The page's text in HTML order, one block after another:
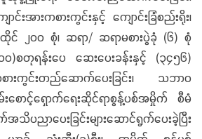
င်းအားကစားကွင်းနှင့် ကျောင်းခြံစည်းရိုး၊
ထိုင် ၂၀၀ စုံ၊ ဆရာ/ ဆရာမစားပွဲခုံ (၆) စုံ
၀)စတုရန်းပေ ဆေးပေးခန်းနှင့် (၃၄၅၆)
းကွင်းတည်ဆောက်ပေးခြင်း၊ သဘာဝ
စောင့်ရှောက်ရေးဆိုင်ရာစွန့်ပစ်အမှိုက် စီမံ
ပညာပေးခြင်းများဆောင်ရွက်ပေးခဲ့ပြီး